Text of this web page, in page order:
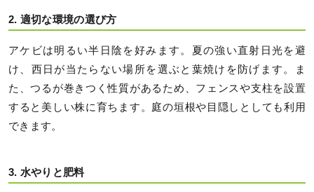
2. 適切な環境の選び方
アケビは明るい半日陰を好みます。夏の強い直射日光を避
け、西日が当たらない場所を選ぶと葉焼けを防げます。ま
た、つるが巻きつく性質があるため、フェンスや支柱を設置
すると美しい株に育ちます。庭の垣根や目隠しとしても利用
できます。
3. 水やりと肥料